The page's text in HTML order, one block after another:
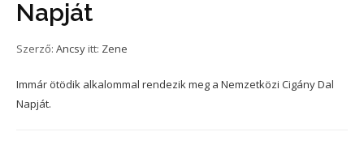
Napját
Szerző: Ancsy itt: Zene
Immár ötödik alkalommal rendezik meg a Nemzetközi Cigány Dal
Napját.